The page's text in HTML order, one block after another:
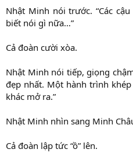
Nhật Minh nói trước. “Các
biết nói gì nữa…”
Cả đoàn cười xòa.
Nhật Minh nói tiếp, giọng
đẹp nhất. Một hành trình
khác mở ra.”
Nhật Minh nhìn sang Minh
Cả đoàn lập tức “ồ” lên.